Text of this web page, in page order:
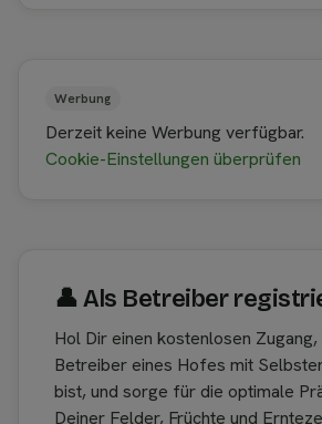
Werbung
Derzeit keine Werbung verfügbar.
Cookie-Einstellungen überprüfen
👤︎ Als Betreiber
Hol Dir einen kostenlosen
Betreiber eines Hofes mit
bist, und sorge für die optimale
Deiner Felder, Früchte und